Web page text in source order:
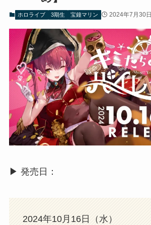
ホロライブ 3期生 宝鐘マリン 2024年7月30日
▶︎ 発売日：
2024年10月16日（水）